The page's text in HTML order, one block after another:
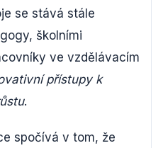
se stává stále
školními
ve vzdělávacím
přístupy k
.
spočívá v tom, že